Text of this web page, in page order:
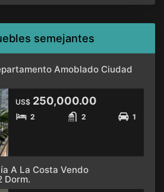
semejantes
Amoblado Ciudad
US$ 250,000.00
2 2 1
A La Costa Vendo
Dorm.